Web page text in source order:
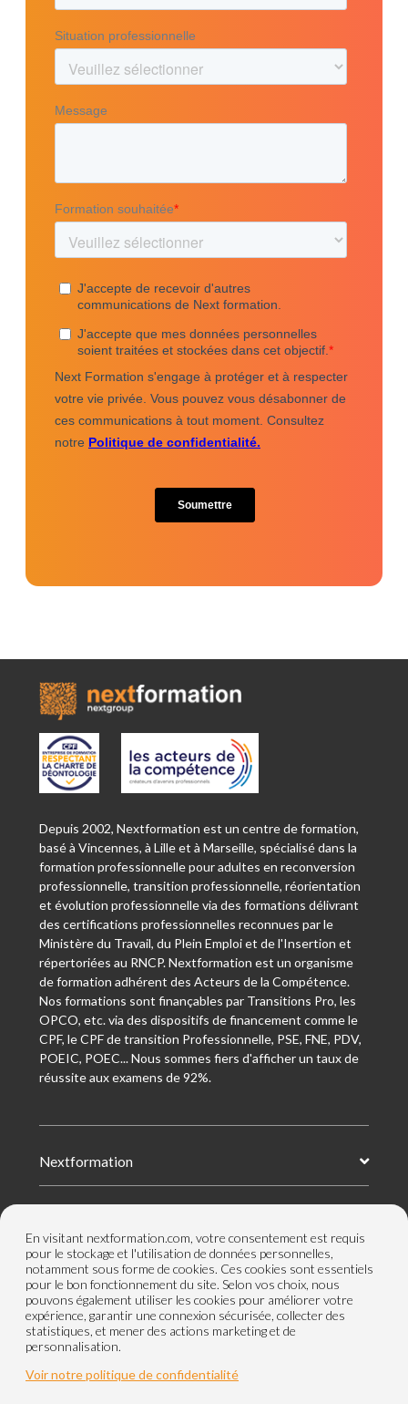
Depuis 2002, Nextformation est un centre de formation,
basé à Vincennes, à Lille et à Marseille, spécialisé dans la
formation professionnelle pour adultes en reconversion
professionnelle, transition professionnelle, réorientation
et évolution professionnelle via des formations délivrant
des certifications professionnelles reconnues par le
Ministère du Travail, du Plein Emploi et de l'Insertion et
répertoriées au RNCP. Nextformation est un organisme
de formation adhérent des Acteurs de la Compétence.
Nos formations sont finançables par Transitions Pro, les
OPCO, etc. via des dispositifs de financement comme le
CPF, le CPF de transition Professionnelle, PSE, FNE, PDV,
POEIC, POEC... Nous sommes fiers d'afficher un taux de
réussite aux examens de 92%.
Nextformation
Nos centres de formation
Le groupe
En visitant nextformation.com, votre consentement est requis
pour le stockage et l'utilisation de données personnelles,
notamment sous forme de cookies. Ces cookies sont essentiels
pour le bon fonctionnement du site. Selon vos choix, nous
pouvons également utiliser les cookies pour améliorer votre
expérience, garantir une connexion sécurisée, collecter des
statistiques, et mener des actions marketing et de
personnalisation.
Voir notre politique de confidentialité